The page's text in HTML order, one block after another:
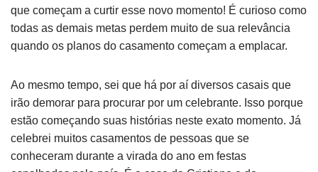
que começam a curtir esse novo momento! É curioso como
todas as demais metas perdem muito de sua relevância
quando os planos do casamento começam a emplacar.
Ao mesmo tempo, sei que há por aí diversos casais que
irão demorar para procurar por um celebrante. Isso porque
estão começando suas histórias neste exato momento. Já
celebrei muitos casamentos de pessoas que se
conheceram durante a virada do ano em festas